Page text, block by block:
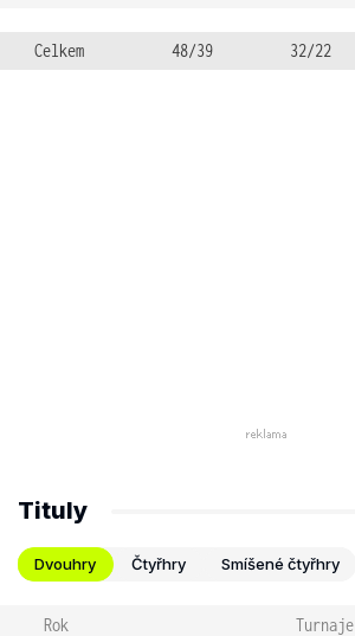
Celkem 48/39 32/22
Tituly
Dvouhry Čtyřhry Smíšené čtyřhry
Rok Turnaje